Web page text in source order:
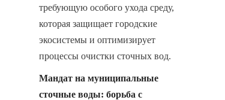
требующую особого ухода среду,
которая защищает городские
экосистемы и оптимизирует
процессы очистки сточных вод.
Мандат на муниципальные
сточные воды: борьба с